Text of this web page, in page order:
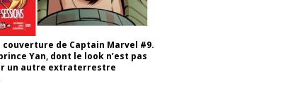
couverture de Captain Marvel #9.
Yan, dont le look n’est pas
un autre extraterrestre